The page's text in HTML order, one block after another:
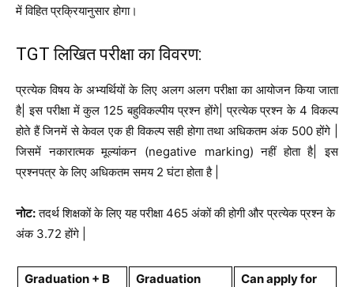
में विहित प्रक्रियानुसार होगा।
TGT लिखित परीक्षा का विवरण:
प्रत्येक विषय के अभ्यर्थियों के लिए अलग अलग परीक्षा का आयोजन किया जाता
है| इस परीक्षा में कुल 125 बहुविकल्पीय प्रश्न होंगे| प्रत्येक प्रश्न के 4 विकल्प
होते हैं जिनमें से केवल एक ही विकल्प सही होगा तथा अधिकतम अंक 500 होंगे |
जिसमें नकारात्मक मूल्यांकन (negative marking) नहीं होता है| इस
प्रश्नपत्र के लिए अधिकतम समय 2 घंटा होता है |
नोट:तदर्थ शिक्षकों के लिए यह परीक्षा 465 अंकों की होगी और प्रत्येक प्रश्न के
अंक 3.72 होंगे |
Graduation + B
Graduation
Can apply for